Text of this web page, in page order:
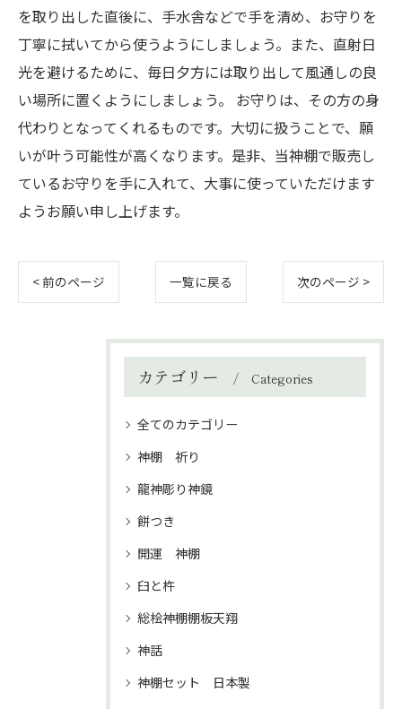
を取り出した直後に、手水舎などで手を清め、お守りを
丁寧に拭いてから使うようにしましょう。また、直射日
光を避けるために、毎日夕方には取り出して風通しの良
い場所に置くようにしましょう。 お守りは、その方の身
代わりとなってくれるものです。大切に扱うことで、願
いが叶う可能性が高くなります。是非、当神棚で販売し
ているお守りを手に入れて、大事に使っていただけます
ようお願い申し上げます。
< 前のページ 一覧に戻る 次のページ >
カテゴリー Categories
全てのカテゴリー
神棚 祈り
龍神彫り神鏡
餅つき
開運 神棚
臼と杵
総桧神棚棚板天翔
神話
神棚セット 日本製